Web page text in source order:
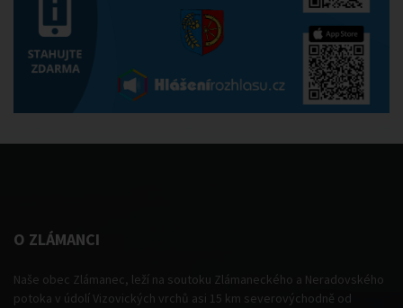
O ZLÁMANCI
Naše obec Zlámanec, leží na soutoku Zlámaneckého a Neradovského
potoka v údolí Vizovických vrchů asi 15 km severovýchodně od